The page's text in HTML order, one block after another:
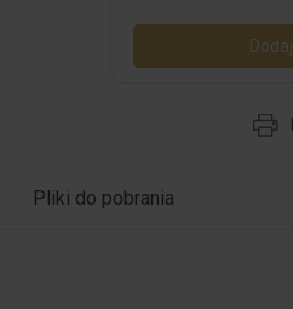
Pliki do pobrania